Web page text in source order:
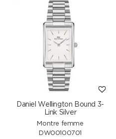
Daniel Wellington Bound 3-
Link Silver
Montre femme
DW00100701